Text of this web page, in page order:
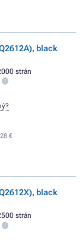
black
strán
€
black
strán